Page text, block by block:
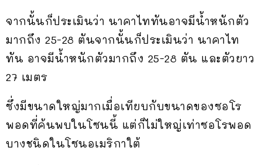
จากนั้นก็ประเมินว่า นาคาไททันอาจมีน้ำหนักตัว
มากถึง 25-28 ตันจากนั้นก็ประเมินว่า นาคาไท
ทัน อาจมีน้ำหนักตัวมากถึง 25-28 ตัน และตัวยาว
27 เมตร
ซึ่งมีขนาดใหญ่มากเมื่อเทียบกับขนาดของซอโร
พอดที่ค้นพบในโซนนี้ แต่ก็ไม่ใหญ่เท่าซอโรพอด
บางชนิดในโซนอเมริกาใต้